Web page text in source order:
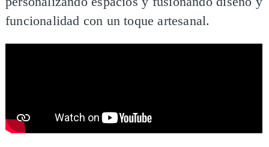
funcionalidad con un toque artesanal.